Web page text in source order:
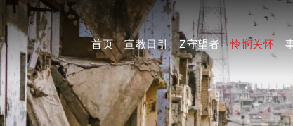
首页 宣教日引 Z守望者 怜悯关怀